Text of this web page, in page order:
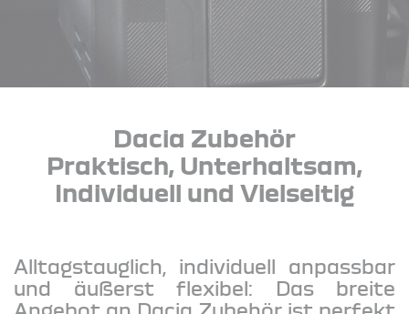
Dacia Zubehör
Praktisch, Unterhaltsam,
Individuell und Vielseitig
Alltagstauglich, individuell anpassbar
und äußerst flexibel: Das breite